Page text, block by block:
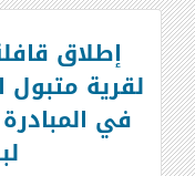
إطلاق
لقرية متبول
في